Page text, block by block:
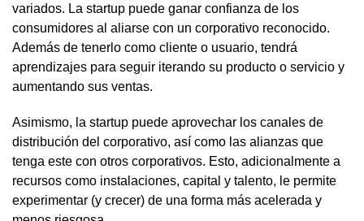
variados. La startup puede ganar confianza de los
consumidores al aliarse con un corporativo reconocido.
Además de tenerlo como cliente o usuario, tendrá
aprendizajes para seguir iterando su producto o servicio y
aumentando sus ventas.
Asimismo, la startup puede aprovechar los canales de
distribución del corporativo, así como las alianzas que
tenga este con otros corporativos. Esto, adicionalmente a
recursos como instalaciones, capital y talento, le permite
experimentar (y crecer) de una forma más acelerada y